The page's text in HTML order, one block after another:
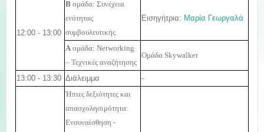
12:00 - 13:00
Β ομάδα: Συνέχεια
ενότητας
συμβουλευτικής
Εισηγήτρια: Μαρία Γεωργαλά
Α ομάδα: Networking
– Τεχνικές αναζήτησης
Ομάδα Skywalker
13:00 - 13:30 Διάλειμμα -
Ήπιες δεξιότητες και
απασχολησιμότητα:
Ενσυναίσθηση -